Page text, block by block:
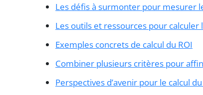
Les défis à surmonter pour mesurer
Les outils et ressources pour calculer
Exemples concrets de calcul du ROI
Combiner plusieurs critères pour
Perspectives d’avenir pour le calcul